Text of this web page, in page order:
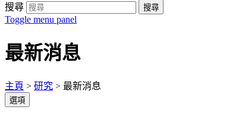
搜尋 搜尋
Toggle menu panel
最新消息
主頁 > 研究 > 最新消息
選項